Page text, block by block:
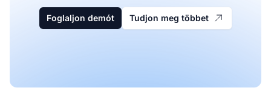
Foglaljon demót Tudjon meg többet